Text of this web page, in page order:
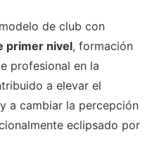
de club con
primer nivel, formación
profesional en la
a elevar el
a cambiar la percepción
eclipsado por